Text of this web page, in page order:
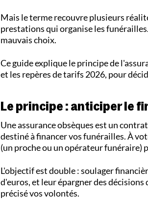
Mais le terme recouvre plusieurs
prestations qui organise les
mauvais choix.
Ce guide explique le principe de
et les repères de tarifs 2026, pour
Le principe : anticiper le
Une assurance obsèques est un
destiné à financer vos funérailles. À
(un proche ou un opérateur funéraire)
L'objectif est double : soulager
d'euros, et leur épargner des
précisé vos volontés.